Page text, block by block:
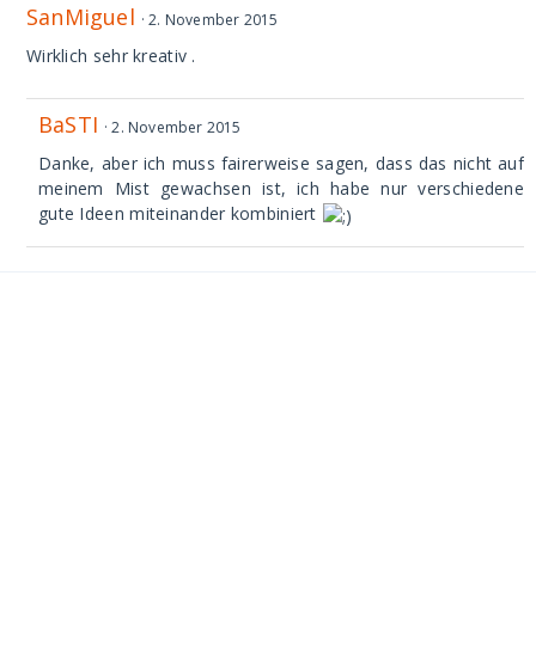
SanMiguel 2. November 2015
Wirklich sehr kreativ .
BaSTI 2. November 2015
Danke, aber ich muss fairerweise sagen, dass das nicht auf
meinem Mist gewachsen ist, ich habe nur verschiedene
gute Ideen miteinander kombiniert